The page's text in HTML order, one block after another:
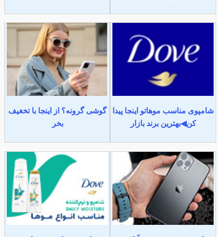
شامپوی مناسب موهاتو اینجا پیدا
کن◀بهترین برند بازار
گوشی گرونه؟ از اینجا با تخغیف
بخر